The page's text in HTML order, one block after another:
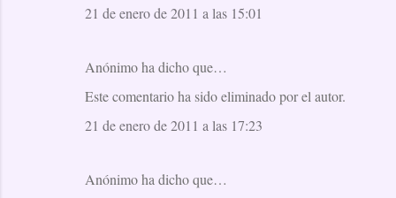
21 de enero de 2011 a las 15:01
Anónimo ha dicho que…
Este comentario ha sido eliminado por el autor.
21 de enero de 2011 a las 17:23
Anónimo ha dicho que…